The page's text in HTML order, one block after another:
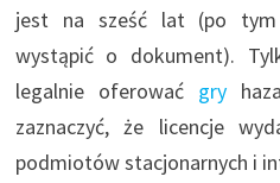
jest na sześć lat (po tym
wystąpić o dokument).
legalnie oferować gry
zaznaczyć, że licencje
podmiotów stacjonarnych i